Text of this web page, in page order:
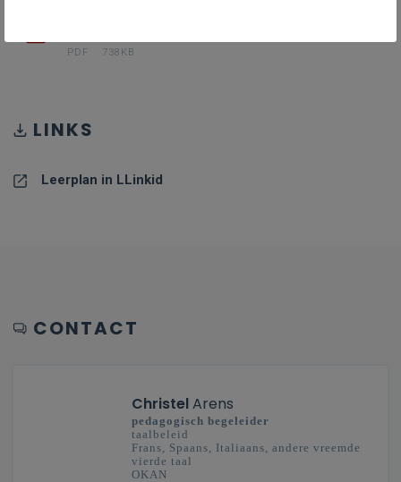
PDF 738KB
LINKS
Leerplan in LLinkid
CONTACT
ChristelArens
pedagogisch begeleider
taalbeleid
Frans, Spaans, Italiaans, andere vreemde
vierde taal
OKAN